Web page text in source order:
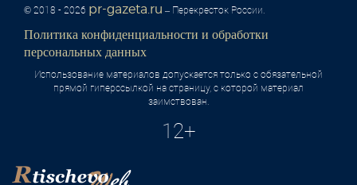
© 2018 - 2026 pr-gazeta.ru – Перекресток России.
Политика конфиденциальности и обработки
персональных данных
Использование материалов допускается только с обязательной
прямой гиперссылкой на страницу, с которой материал
заимствован.
12+